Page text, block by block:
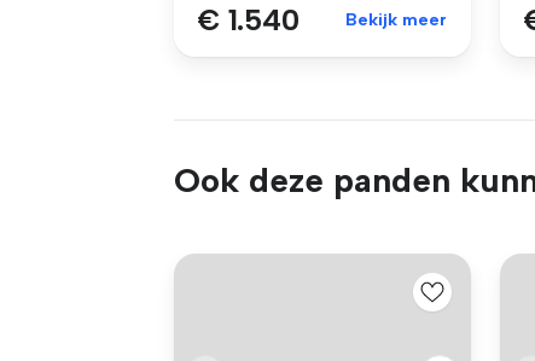
€ 1.540 Bekijk meer
Ook deze panden